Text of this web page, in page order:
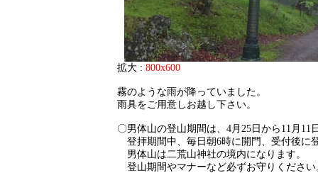
拡大 : 800x600
霧のような雨が降っていました。
雨具をご用意しお越し下さい。
〇男体山の登山期間は、4月25日から11月11
登拝期間中、毎日朝6時に開門、受付後に
男体山は二荒山神社の境内になります。
登山期間やマナーなど必ずお守りください